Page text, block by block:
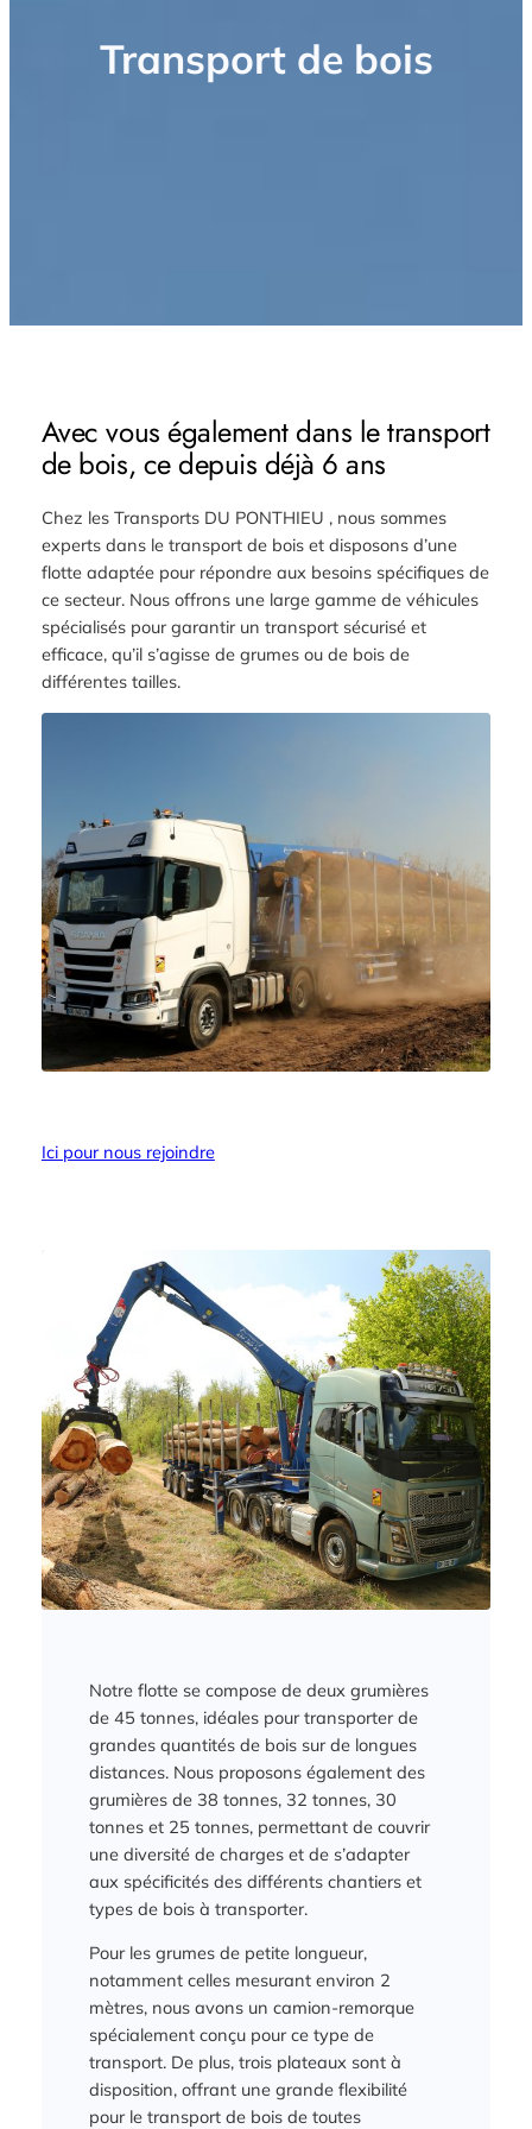
Transport de bois
Avec vous également dans le transport
de bois, ce depuis déjà 6 ans
Chez les Transports DU PONTHIEU , nous sommes
experts dans le transport de bois et disposons d’une
flotte adaptée pour répondre aux besoins spécifiques de
ce secteur. Nous offrons une large gamme de véhicules
spécialisés pour garantir un transport sécurisé et
efficace, qu’il s’agisse de grumes ou de bois de
différentes tailles.
Ici pour nous rejoindre
Notre flotte se compose de deux grumières
de 45 tonnes, idéales pour transporter de
grandes quantités de bois sur de longues
distances. Nous proposons également des
grumières de 38 tonnes, 32 tonnes, 30
tonnes et 25 tonnes, permettant de couvrir
une diversité de charges et de s’adapter
aux spécificités des différents chantiers et
types de bois à transporter.
Pour les grumes de petite longueur,
notamment celles mesurant environ 2
mètres, nous avons un camion-remorque
spécialement conçu pour ce type de
transport. De plus, trois plateaux sont à
disposition, offrant une grande flexibilité
pour le transport de bois de toutes